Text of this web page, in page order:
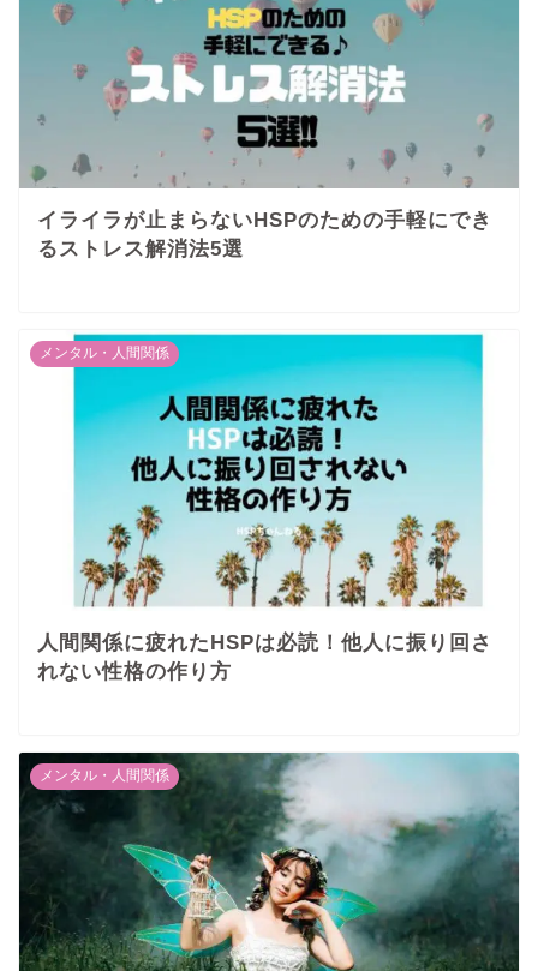
イライラが止まらないHSPのための手軽にでき
るストレス解消法5選
メンタル・人間関係
人間関係に疲れたHSPは必読！他人に振り回さ
れない性格の作り方
メンタル・人間関係